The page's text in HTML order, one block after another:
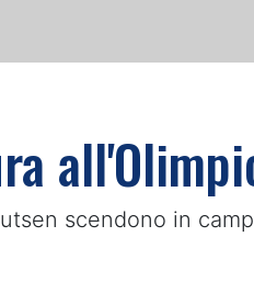
scendono in